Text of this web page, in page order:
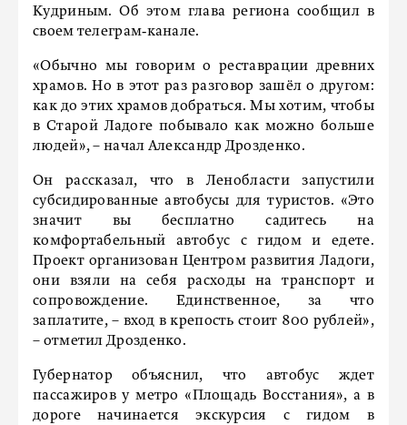
Кудриным. Об этом глава региона сообщил в
своем телеграм‑канале.
«Обычно мы говорим о реставрации древних
храмов. Но в этот раз разговор зашёл о другом:
как до этих храмов добраться. Мы хотим, чтобы
в Старой Ладоге побывало как можно больше
людей», – начал Александр Дрозденко.
Он рассказал, что в Ленобласти запустили
субсидированные автобусы для туристов. «Это
значит вы бесплатно садитесь на
комфортабельный автобус с гидом и едете.
Проект организован Центром развития Ладоги,
они взяли на себя расходы на транспорт и
сопровождение. Единственное, за что
заплатите, – вход в крепость стоит 800 рублей»,
– отметил Дрозденко.
Губернатор объяснил, что автобус ждет
пассажиров у метро «Площадь Восстания», а в
дороге начинается экскурсия с гидом в